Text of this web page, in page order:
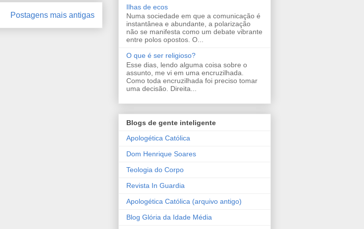
Postagens mais antigas
Ilhas de ecos
Numa sociedade em que a comunicação é
instantânea e abundante, a polarização
não se manifesta como um debate vibrante
entre polos opostos. O...
O que é ser religioso?
Esse dias, lendo alguma coisa sobre o
assunto, me vi em uma encruzilhada.
Como toda encruzilhada foi preciso tomar
uma decisão. Direita...
Blogs de gente inteligente
Apologética Católica
Dom Henrique Soares
Teologia do Corpo
Revista In Guardia
Apologética Católica (arquivo antigo)
Blog Glória da Idade Média